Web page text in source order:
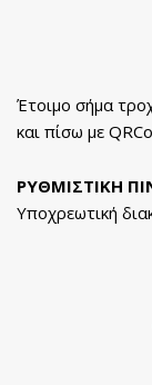
Έτοιμο σήμα
και πίσω με
ΡΥΘΜΙΣΤΙΚΗ
Υποχρεωτική